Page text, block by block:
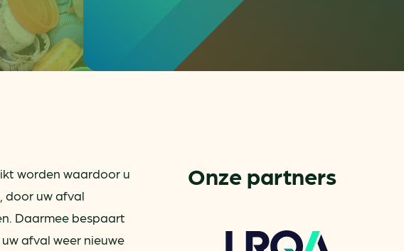
voor ondernemers
van klimaatschade
of recyclen van bijproducten
op uw PC
worden waardoor u
door uw afval
Daarmee bespaart
afval weer nieuwe
Onze partners